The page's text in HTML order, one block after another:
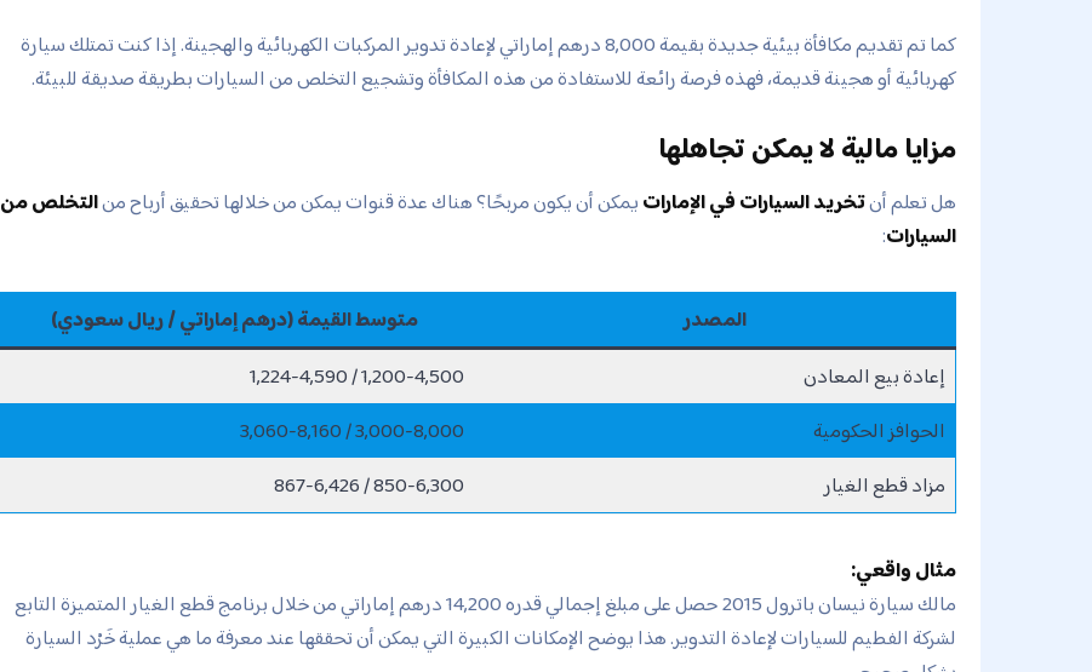
كما تم تقديم مكافأة بيئية جديدة بقيمة 8,000 درهم إماراتي لإعادة تدوير المركبات الكهربائية والهجينة. إذا كنت تمتلك سيارة
كهربائية أو هجينة قديمة، فهذه فرصة رائعة للاستفادة من هذه المكافأة وتشجيع التخلص من السيارات بطريقة صديقة للبيئة.
مزايا مالية لا يمكن تجاهلها
هل تعلم أنتخريد السيارات في الإماراتيمكن أن يكون مربحًا؟ هناك عدة قنوات يمكن من خلالها تحقيق أرباح منالتخلص من
السيارات:
المصدر
متوسط القيمة (درهم إماراتي / ريال سعودي)
إعادة بيع المعادن
1,200-4,500 / 1,224-4,590
الحوافز الحكومية
3,000-8,000 / 3,060-8,160
مزاد قطع الغيار
850-6,300 / 867-6,426
مثال واقعي:
مالك سيارة نيسان باترول 2015 حصل على مبلغ إجمالي قدره 14,200 درهم إماراتي من خلال برنامج قطع الغيار المتميزة التابع
لشركة الفطيم للسيارات لإعادة التدوير. هذا يوضح الإمكانات الكبيرة التي يمكن أن تحققها عند معرفة ما هي عملية خَرْد السيارة